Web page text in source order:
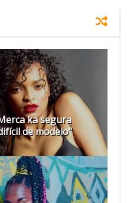
ka segura
de modelo"